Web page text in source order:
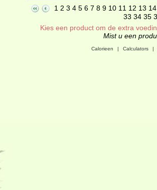
1 2 3 4 5 6 7 8 9 10 11 12 13 14
33 34 35
Kies een product om de extra
Mist u een
Calorieen | Calculators |